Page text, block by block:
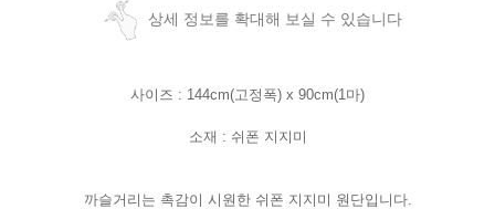
상세 정보를 확대해 보실 수 있습니다
사이즈 : 144cm(고정폭) x 90cm(1마)
소재 : 쉬폰 지지미
까슬거리는 촉감이 시원한 쉬폰 지지미 원단입니다.